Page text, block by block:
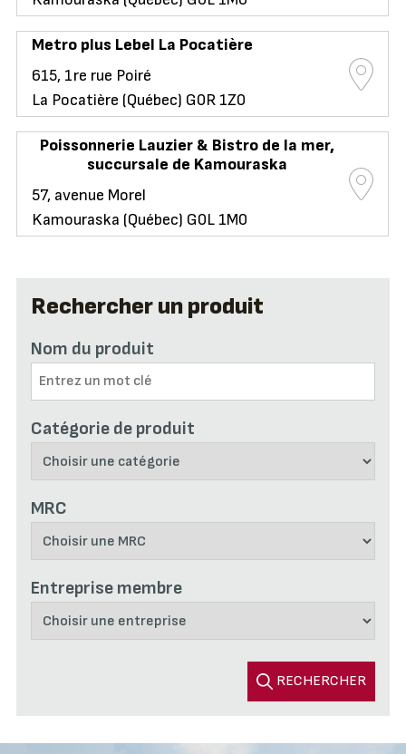
Rechercher un produit
Nom du produit
Catégorie de produit
MRC
Entreprise membre
RECHERCHER
Metro plus Lebel La Pocatière
615, 1re rue Poiré
La Pocatière (Québec) G0R 1Z0
Poissonnerie Lauzier & Bistro de la mer,
succursale de Kamouraska
57, avenue Morel
Kamouraska (Québec) G0L 1M0